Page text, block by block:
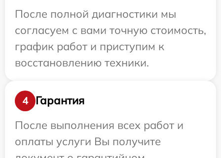
После полной диагностики мы
согласуем с вами точную стоимость,
график работ и приступим к
восстановлению техники.
4
Гарантия
После выполнения всех работ и
оплаты услуги Вы получите